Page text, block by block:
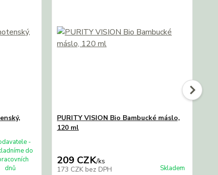
-
do
dnů
PURITY VISION Bio Bambucké máslo,
120 ml
209 CZK/ks
173 CZK bez DPH Skladem